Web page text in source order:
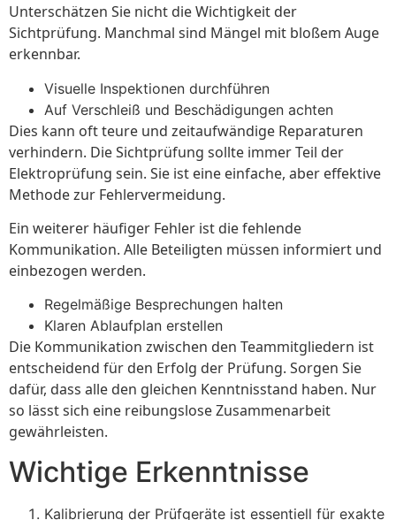
Unterschätzen Sie nicht die Wichtigkeit der
Sichtprüfung. Manchmal sind Mängel mit bloßem Auge
erkennbar.
Visuelle Inspektionen durchführen
Auf Verschleiß und Beschädigungen achten
Dies kann oft teure und zeitaufwändige Reparaturen
verhindern. Die Sichtprüfung sollte immer Teil der
Elektroprüfung sein. Sie ist eine einfache, aber effektive
Methode zur Fehlervermeidung.
Ein weiterer häufiger Fehler ist die fehlende
Kommunikation. Alle Beteiligten müssen informiert und
einbezogen werden.
Regelmäßige Besprechungen halten
Klaren Ablaufplan erstellen
Die Kommunikation zwischen den Teammitgliedern ist
entscheidend für den Erfolg der Prüfung. Sorgen Sie
dafür, dass alle den gleichen Kenntnisstand haben. Nur
so lässt sich eine reibungslose Zusammenarbeit
gewährleisten.
Wichtige Erkenntnisse
Kalibrierung der Prüfgeräte ist essentiell für exakte